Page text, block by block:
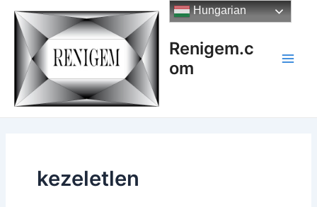
Skip
content
Renigem.c
om
kezeletlen
Hungarian